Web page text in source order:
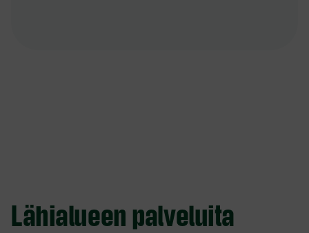
Lähialueen palveluita